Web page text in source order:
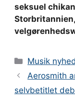
seksuel
Kategorier
Musik
Aerosmith
selvbetitlet